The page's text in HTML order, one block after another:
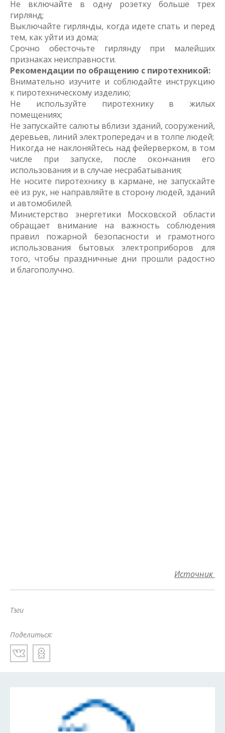
Не включайте в одну розетку больше трех
гирлянд;
Выключайте гирлянды, когда идете спать и перед
тем, как уйти из дома;
Срочно обесточьте гирлянду при малейших
признаках неисправности.
Рекомендации по обращению с пиротехникой:
Внимательно изучите и соблюдайте инструкцию
к пиротехническому изделию;
Не используйте пиротехнику в жилых
помещениях;
Не запускайте салюты вблизи зданий, сооружений,
деревьев, линий электропередач и в толпе людей;
Никогда не наклоняйтесь над фейерверком, в том
числе при запуске, после окончания его
использования и в случае несрабатывания;
Не носите пиротехнику в кармане, не запускайте
её из рук, не направляйте в сторону людей, зданий
и автомобилей.
Министерство энергетики Московской области
обращает внимание на важность соблюдения
правил пожарной безопасности и грамотного
использования бытовых электроприборов для
того, чтобы праздничные дни прошли радостно
и благополучно.
Источник
Тэги
Поделиться: